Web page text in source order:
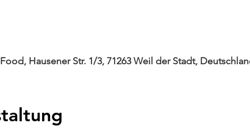
Hausener Str. 1/3, 71263 Weil der Stadt,